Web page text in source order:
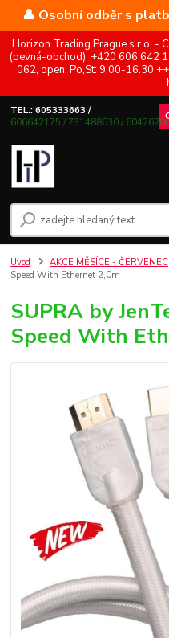
👤 Osobní odběr s
Horizon Trading Prague s.r.o. -
(pevná-obchod), +420 606 642
062, open: Po,St: 9.00-16.30
TEL.: 605333663 /
606642175 / 731488630 /
Úvod AKCE MĚSÍCE - ČERVENEC
Speed With Ethernet 2,0m
SUPRA by
Speed With